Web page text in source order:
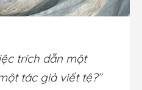
trích dẫn một
tác giả viết tệ?”